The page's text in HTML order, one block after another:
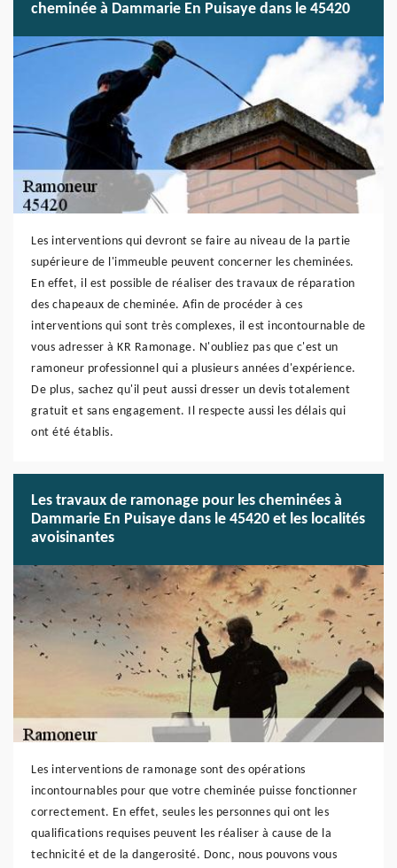
cheminée à Dammarie En Puisaye dans le 45420
Les interventions qui devront se faire au niveau de la partie
supérieure de l'immeuble peuvent concerner les cheminées.
En effet, il est possible de réaliser des travaux de réparation
des chapeaux de cheminée. Afin de procéder à ces
interventions qui sont très complexes, il est incontournable de
vous adresser à KR Ramonage. N'oubliez pas que c'est un
ramoneur professionnel qui a plusieurs années d'expérience.
De plus, sachez qu'il peut aussi dresser un devis totalement
gratuit et sans engagement. Il respecte aussi les délais qui
ont été établis.
Les travaux de ramonage pour les cheminées à
Dammarie En Puisaye dans le 45420 et les localités
avoisinantes
Les interventions de ramonage sont des opérations
incontournables pour que votre cheminée puisse fonctionner
correctement. En effet, seules les personnes qui ont les
qualifications requises peuvent les réaliser à cause de la
technicité et de la dangerosité. Donc, nous pouvons vous